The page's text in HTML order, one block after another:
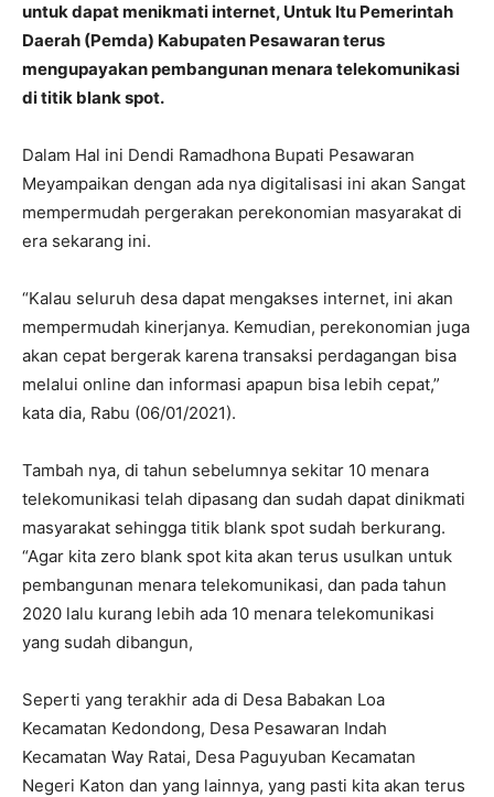
untuk dapat menikmati internet, Untuk Itu Pemerintah
Daerah (Pemda) Kabupaten Pesawaran terus
mengupayakan pembangunan menara telekomunikasi
di titik blank spot.
Dalam Hal ini Dendi Ramadhona Bupati Pesawaran
Meyampaikan dengan ada nya digitalisasi ini akan Sangat
mempermudah pergerakan perekonomian masyarakat di
era sekarang ini.
“Kalau seluruh desa dapat mengakses internet, ini akan
mempermudah kinerjanya. Kemudian, perekonomian juga
akan cepat bergerak karena transaksi perdagangan bisa
melalui online dan informasi apapun bisa lebih cepat,”
kata dia, Rabu (06/01/2021).
Tambah nya, di tahun sebelumnya sekitar 10 menara
telekomunikasi telah dipasang dan sudah dapat dinikmati
masyarakat sehingga titik blank spot sudah berkurang.
“Agar kita zero blank spot kita akan terus usulkan untuk
pembangunan menara telekomunikasi, dan pada tahun
2020 lalu kurang lebih ada 10 menara telekomunikasi
yang sudah dibangun,
Seperti yang terakhir ada di Desa Babakan Loa
Kecamatan Kedondong, Desa Pesawaran Indah
Kecamatan Way Ratai, Desa Paguyuban Kecamatan
Negeri Katon dan yang lainnya, yang pasti kita akan terus